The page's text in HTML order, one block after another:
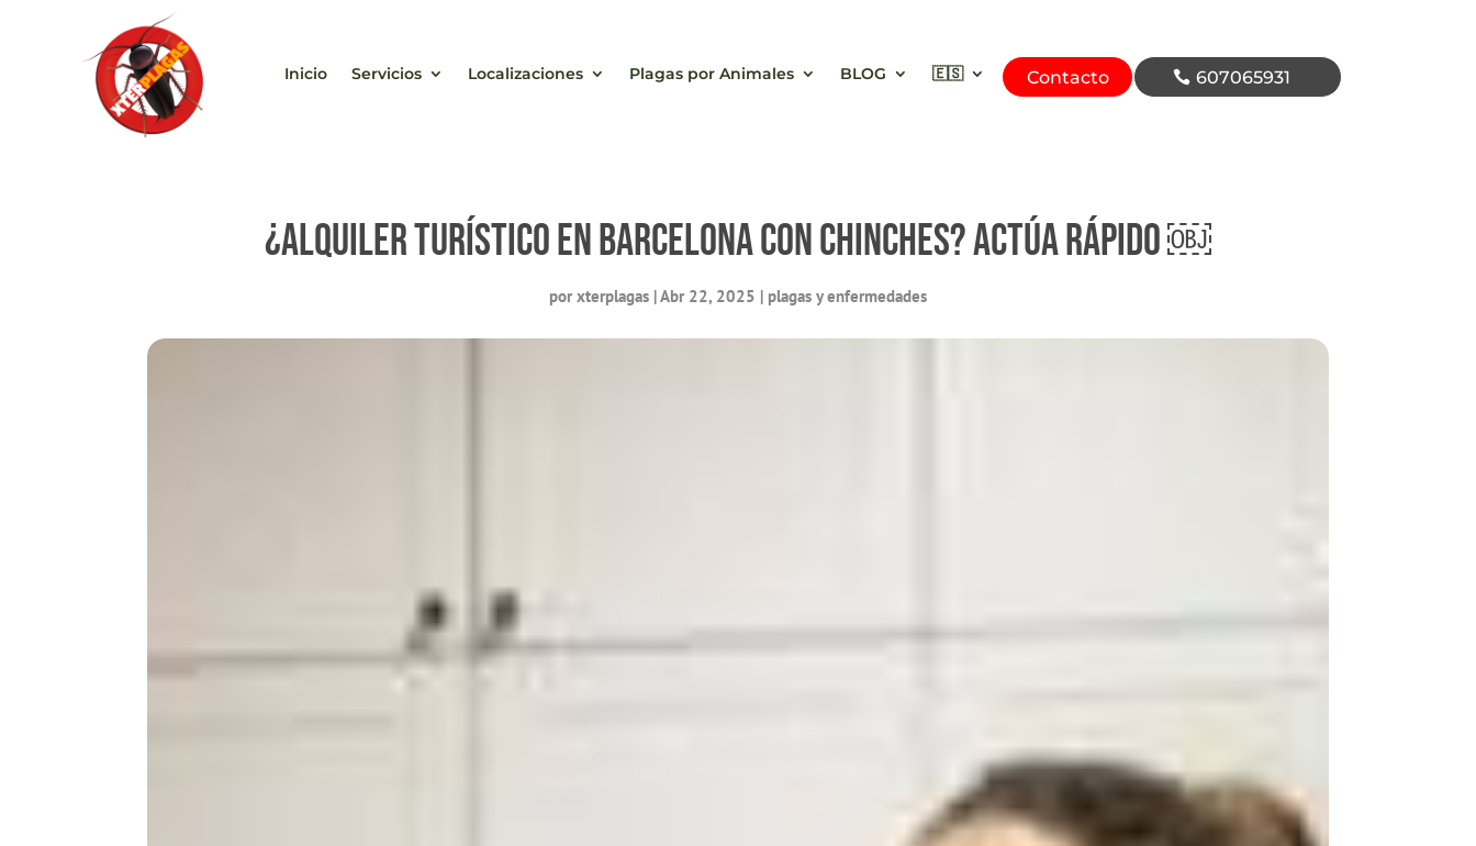
Inicio Servicios Localizaciones Plagas por Animales BLOG 🇪🇸 Contacto 607065931
¿Alquiler turístico en Barcelona con chinches? Actúa rápido ￼
por xterplagas |Abr 22, 2025 | plagas y enfermedades